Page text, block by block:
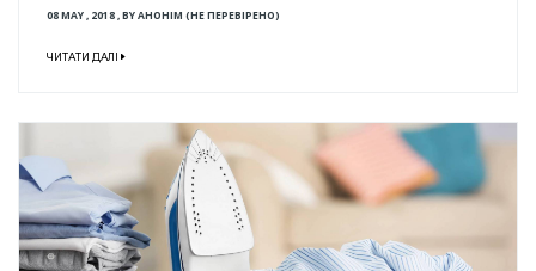
08 MAY , 2018,BYАНОНІМ (НЕ ПЕРЕВІРЕНО)
ЧИТАТИ ДАЛІ